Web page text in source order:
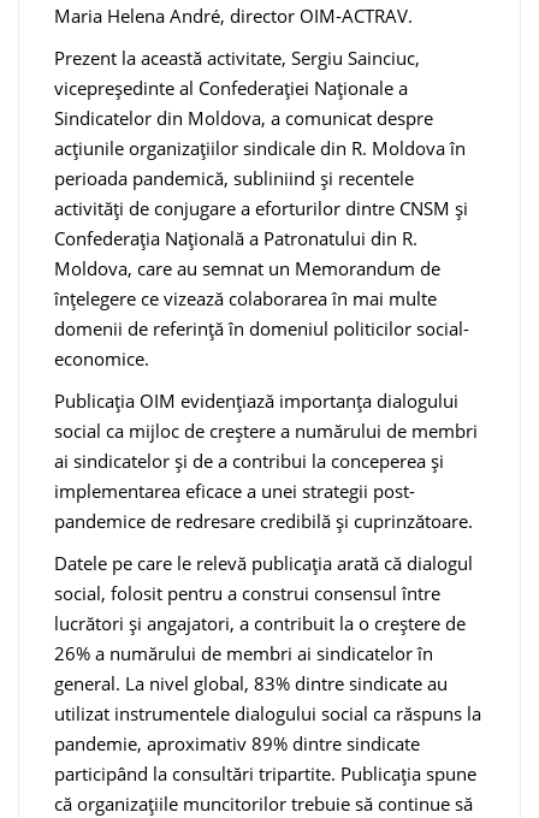
Maria Helena André, director OIM-ACTRAV.
Prezent la această activitate, Sergiu Sainciuc,
vicepreședinte al Confederației Naționale a
Sindicatelor din Moldova, a comunicat despre
acțiunile organizațiilor sindicale din R. Moldova în
perioada pandemică, subliniind și recentele
activități de conjugare a eforturilor dintre CNSM și
Confederația Națională a Patronatului din R.
Moldova, care au semnat un Memorandum de
înțelegere ce vizează colaborarea în mai multe
domenii de referință în domeniul politicilor social-
economice.
Publicația OIM evidențiază importanța dialogului
social ca mijloc de creștere a numărului de membri
ai sindicatelor și de a contribui la conceperea și
implementarea eficace a unei strategii post-
pandemice de redresare credibilă și cuprinzătoare.
Datele pe care le relevă publicația arată că dialogul
social, folosit pentru a construi consensul între
lucrători și angajatori, a contribuit la o creștere de
26% a numărului de membri ai sindicatelor în
general. La nivel global, 83% dintre sindicate au
utilizat instrumentele dialogului social ca răspuns la
pandemie, aproximativ 89% dintre sindicate
participând la consultări tripartite. Publicația spune
că organizațiile muncitorilor trebuie să continue să